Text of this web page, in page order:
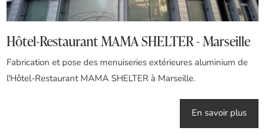
Hôtel-Restaurant MAMA SHELTER - Marseille
Fabrication et pose des menuiseries extérieures aluminium de
l'Hôtel-Restaurant MAMA SHELTER à Marseille.
En savoir plus